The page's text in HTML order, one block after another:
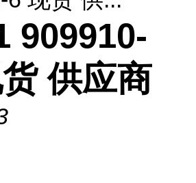
909910-
供应商